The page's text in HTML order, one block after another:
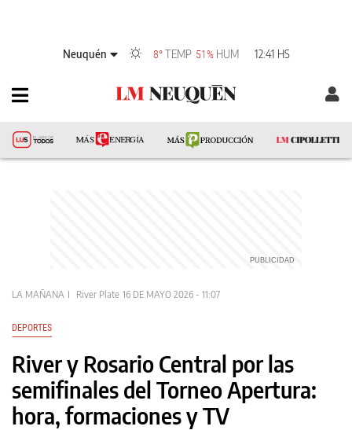
Neuquén 8° TEMP 51% HUM 12:41 HS
LA MAÑANA River Plate 16 DE MAYO 2026 - 11:07
DEPORTES
River y Rosario Central por las
semifinales del Torneo Apertura:
hora, formaciones y TV